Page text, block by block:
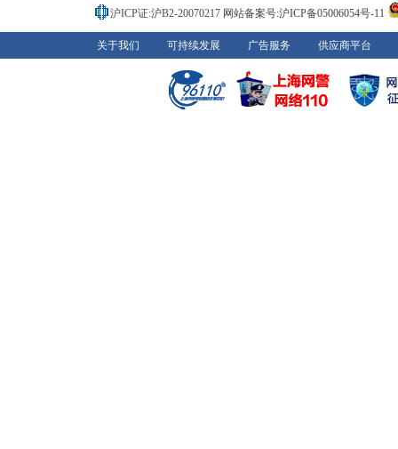
沪ICP证:沪B2-20070217 网站备案号:沪ICP备05006054号-11
关于我们 可持续发展 广告服务 供应商平台